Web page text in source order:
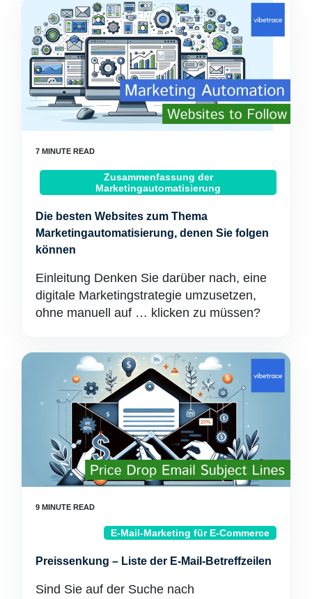
Zusammenfassung der
Marketingautomatisierung
Die besten Websites zum Thema
Marketingautomatisierung, denen Sie folgen
können
Einleitung Denken Sie darüber nach, eine
digitale Marketingstrategie umzusetzen,
ohne manuell auf … klicken zu müssen?
E-Mail-Marketing für E-Commerce
Preissenkung – Liste der E-Mail-Betreffzeilen
Sind Sie auf der Suche nach